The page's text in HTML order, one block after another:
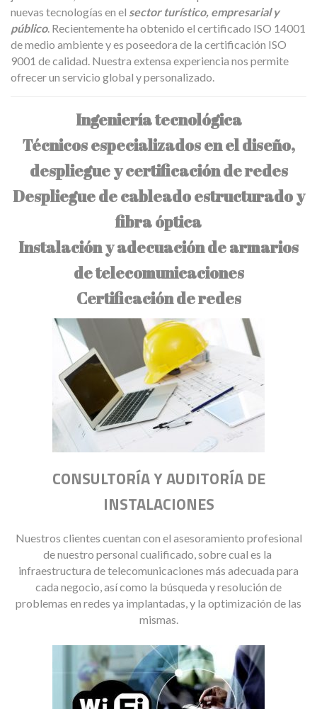
nuevas tecnologías en el sector turístico, empresarial y
público. Recientemente ha obtenido el certificado ISO 14001
de medio ambiente y es poseedora de la certificación ISO
9001 de calidad. Nuestra extensa experiencia nos permite
ofrecer un servicio global y personalizado.
Ingeniería tecnológica
Técnicos especializados en el diseño,
despliegue y certificación de redes
Despliegue de cableado estructurado y
fibra óptica
Instalación y adecuación de armarios
de telecomunicaciones
Certificación de redes
CONSULTORÍA Y AUDITORÍA DE
INSTALACIONES
Nuestros clientes cuentan con el asesoramiento profesional
de nuestro personal cualificado, sobre cual es la
infraestructura de telecomunicaciones más adecuada para
cada negocio, así como la búsqueda y resolución de
problemas en redes ya implantadas, y la optimización de las
mismas.